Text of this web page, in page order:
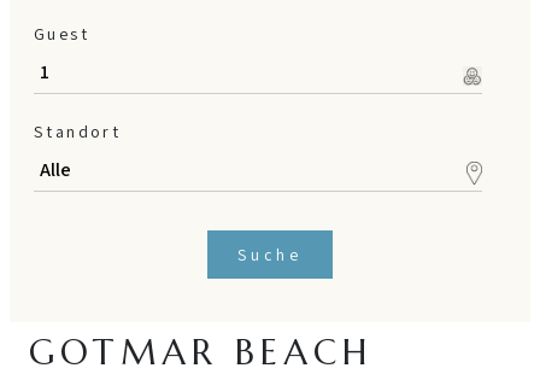
Guest
Standort
Suche
GOTMAR BEACH